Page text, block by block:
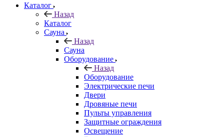
Каталог
Назад
Каталог
Сауна
Назад
Сауна
Оборудование
Назад
Оборудование
Электрические печи
Двери
Дровяные печи
Пульты управления
Защитные ограждения
Освещение